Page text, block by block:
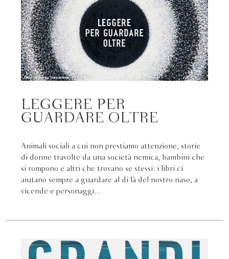
LEGGERE PER
GUARDARE OLTRE
Animali sociali a cui non prestiamo attenzione, storie
di donne travolte da una società nemica, bambini che
si rompono e altri che trovano se stessi: i libri ci
aiutano sempre a guardare al di là del nostro naso, a
vicende e personaggi...